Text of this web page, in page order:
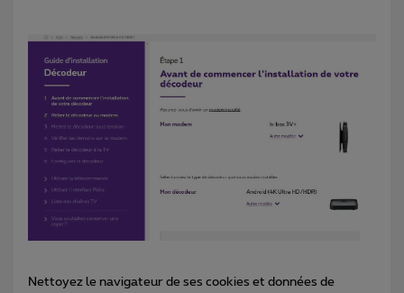
Nettoyez le navigateur de ses cookies et données de